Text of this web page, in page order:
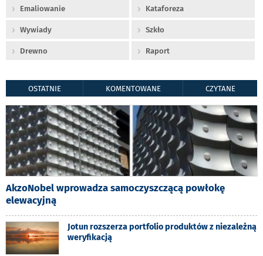
Emaliowanie Kataforeza
Wywiady Szkło
Drewno Raport
OSTATNIE KOMENTOWANE CZYTANE
AkzoNobel wprowadza samoczyszczącą powłokę
elewacyjną
Jotun rozszerza portfolio produktów z niezależną
weryfikacją